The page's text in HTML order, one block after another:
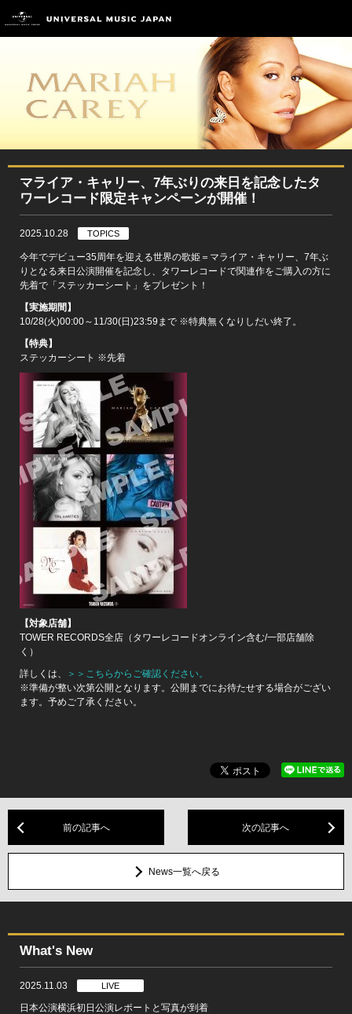
マライア・キャリー、7年ぶりの来日を記念したタ
ワーレコード限定キャンペーンが開催！
2025.10.28 TOPICS
今年でデビュー35周年を迎える世界の歌姫＝マライア・キャリー、7年ぶ
りとなる来日公演開催を記念し、タワーレコードで関連作をご購入の方に
先着で「ステッカーシート」をプレゼント！
【実施期間】
10/28(火)00:00～11/30(日)23:59まで ※特典無くなりしだい終了。
【特典】
ステッカーシート ※先着
【対象店舗】
TOWER RECORDS全店（タワーレコードオンライン含む/一部店舗除
く）
詳しくは、
＞＞こちらからご確認ください。
※準備が整い次第公開となります。公開までにお待たせする場合がござい
ます。予めご了承ください。
前の記事へ 次の記事へ
News一覧へ戻る
What's New
2025.11.03 LIVE
日本公演横浜初日公演レポートと写真が到着